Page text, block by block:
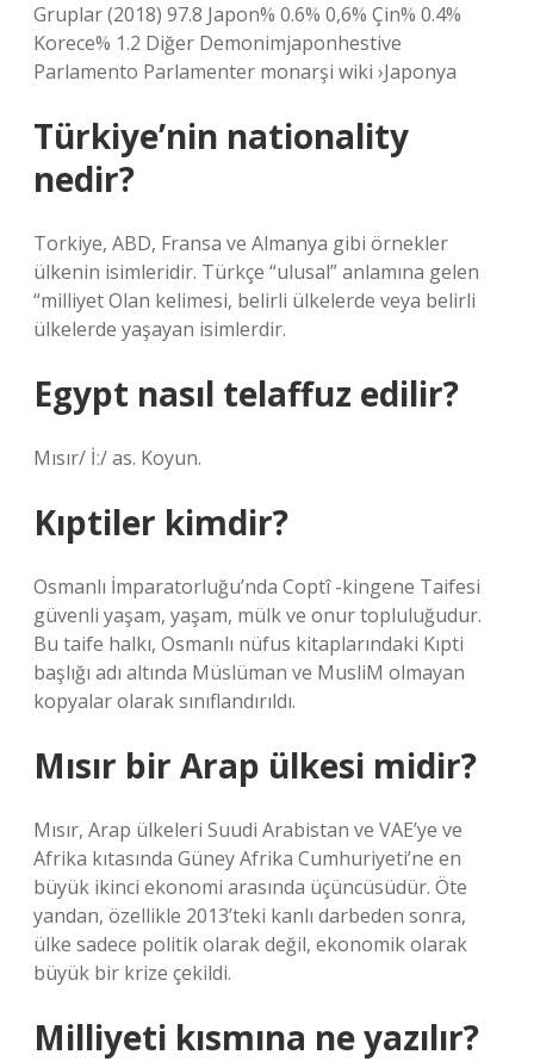
Gruplar (2018) 97.8 Japon% 0.6% 0,6% Çin% 0.4%
Korece% 1.2 Diğer Demonimjaponhestive
Parlamento Parlamenter monarşi wiki ›Japonya
Türkiye’nin nationality
nedir?
Torkiye, ABD, Fransa ve Almanya gibi örnekler
ülkenin isimleridir. Türkçe “ulusal” anlamına gelen
“milliyet Olan kelimesi, belirli ülkelerde veya belirli
ülkelerde yaşayan isimlerdir.
Egypt nasıl telaffuz edilir?
Mısır/ İː/ as. Koyun.
Kıptiler kimdir?
Osmanlı İmparatorluğu’nda Coptî -kingene Taifesi
güvenli yaşam, yaşam, mülk ve onur topluluğudur.
Bu taife halkı, Osmanlı nüfus kitaplarındaki Kıpti
başlığı adı altında Müslüman ve MusliM olmayan
kopyalar olarak sınıflandırıldı.
Mısır bir Arap ülkesi midir?
Mısır, Arap ülkeleri Suudi Arabistan ve VAE’ye ve
Afrika kıtasında Güney Afrika Cumhuriyeti’ne en
büyük ikinci ekonomi arasında üçüncüsüdür. Öte
yandan, özellikle 2013’teki kanlı darbeden sonra,
ülke sadece politik olarak değil, ekonomik olarak
büyük bir krize çekildi.
Milliyeti kısmına ne yazılır?